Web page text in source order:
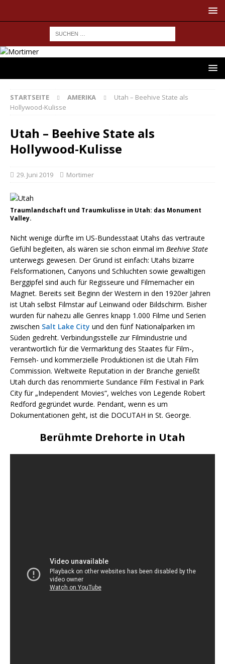
STARTSEITE AMERIKA
Utah – Beehive State als
Hollywood-Kulisse
Utah – Beehive State als
Hollywood-Kulisse
29. Juni 2019 Mortimer
Traumlandschaft und Traumkulisse in Utah: das Monument
Valley.
Nicht wenige dürfte im US-Bundesstaat Utahs das vertraute
Gefühl begleiten, als wären sie schon einmal im Beehive State
unterwegs gewesen. Der Grund ist einfach: Utahs bizarre
Felsformationen, Canyons und Schluchten sowie gewaltigen
Berggipfel sind auch für Regisseure und Filmemacher ein
Magnet. Bereits seit Beginn der Western in den 1920er Jahren
ist Utah selbst Filmstar auf Leinwand oder Bildschirm. Bisher
wurden für nahezu alle Genres knapp 1.000 Filme und Serien
zwischen Salt Lake City und den fünf Nationalparken im
Süden gedreht. Verbindungsstelle zur Filmindustrie und
verantwortlich für die Vermarktung des Staates für Film-,
Fernseh- und kommerzielle Produktionen ist die Utah Film
Commission. Weltweite Reputation in der Branche genießt
Utah durch das renommierte Sundance Film Festival in Park
City für „Independent Movies“, welches von Legende Robert
Redford gegründet wurde. Pendant, wenn es um
Dokumentationen geht, ist die DOCUTAH in St. George.
Berühmte Drehorte in Utah